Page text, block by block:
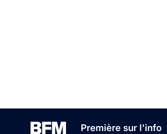
Première sur l'info